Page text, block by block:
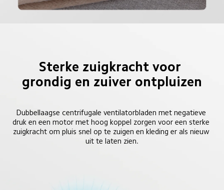
Sterke zuigkracht voor
grondig en zuiver ontpluizen
Dubbellaagse centrifugale ventilatorbladen met negatieve
druk en een motor met hoog koppel zorgen voor een sterke
zuigkracht om pluis snel op te zuigen en kleding er als nieuw
uit te laten zien.